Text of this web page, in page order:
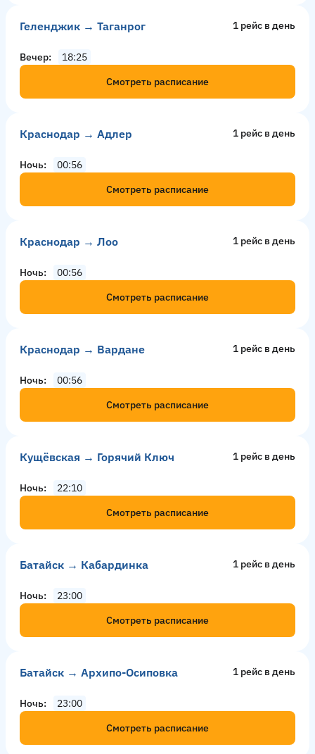
Геленджик → Таганрог 1 рейс в день
Вечер
18:25
Смотреть расписание
Краснодар → Адлер 1 рейс в день
Ночь
00:56
Смотреть расписание
Краснодар → Лоо 1 рейс в день
Ночь
00:56
Смотреть расписание
Краснодар → Вардане 1 рейс в день
Ночь
00:56
Смотреть расписание
Кущёвская → Горячий Ключ 1 рейс в день
Ночь
22:10
Смотреть расписание
Батайск → Кабардинка 1 рейс в день
Ночь
23:00
Смотреть расписание
Батайск → Архипо-Осиповка 1 рейс в день
Ночь
23:00
Смотреть расписание